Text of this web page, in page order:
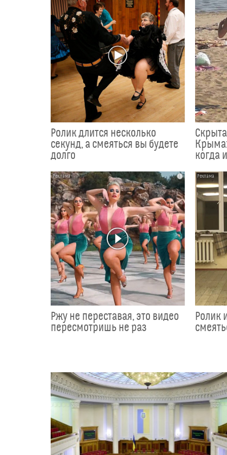
Ролик длится несколько
секунд, а смеяться вы будете
долго
когда
i
Ржу не переставая, это видео
пересмотришь не раз
Ролик